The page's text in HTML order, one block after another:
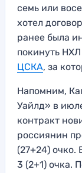
семь или
хотел
ранее была
покинуть
ЦСКА, за
Напомним,
Уайлд» в
контракт
россиянин
(27+24) очко.
3 (2+1) очка.